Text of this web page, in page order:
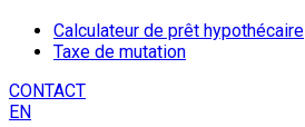
Calculateur de prêt hypothécaire
Taxe de mutation
CONTACT
EN